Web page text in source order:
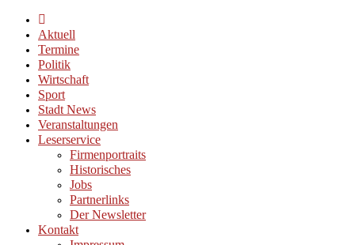
Aktuell
Termine
Politik
Wirtschaft
Sport
Stadt News
Veranstaltungen
Leserservice
Firmenportraits
Historisches
Jobs
Partnerlinks
Der Newsletter
Kontakt